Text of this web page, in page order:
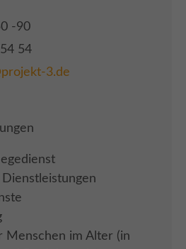
-90
54
3.de
Menschen im Alter (in